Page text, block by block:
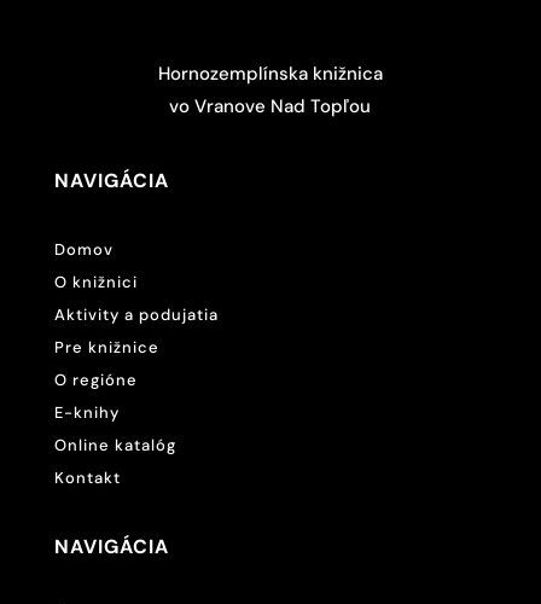
Hornozemplínska knižnica
vo Vranove Nad Topľou
NAVIGÁCIA
Domov
O knižnici
Aktivity a podujatia
Pre knižnice
O regióne
E-knihy
Online katalóg
Kontakt
NAVIGÁCIA